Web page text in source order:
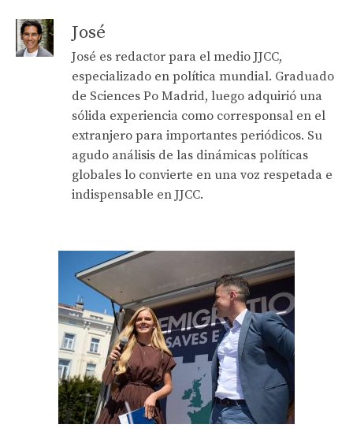
José
José es redactor para el medio JJCC,
especializado en política mundial. Graduado
de Sciences Po Madrid, luego adquirió una
sólida experiencia como corresponsal en el
extranjero para importantes periódicos. Su
agudo análisis de las dinámicas políticas
globales lo convierte en una voz respetada e
indispensable en JJCC.